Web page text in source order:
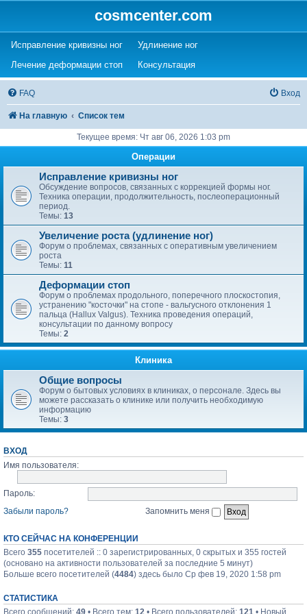
cosmcenter.com
Исправление кривизны ног(Opens a new tab)
Удлинение ног(Opens a new tab)
Лечение деформации стоп(Opens a new tab)
Консультация(Opens a new tab)
FAQ Вход
На главную Список тем
Текущее время: Чт авг 06, 2026 1:03 pm
Операции
Исправление кривизны ног
Обсуждение вопросов, связанных с коррекцией формы ног.
Техника операции, продолжительность, послеоперационный
период.
Темы: 13
Увеличение роста (удлинение ног)
Форум о проблемах, связанных с оперативным увеличением
роста
Темы: 11
Деформации стоп
Форум о проблемах продольного, поперечного плоскостопия,
устранению "косточки" на стопе - вальгусного отклонения 1
пальца (Hallux Valgus). Техника проведения операций,
консультации по данному вопросу
Темы: 2
Клиника
Общие вопросы
Форум о бытовых условиях в клиниках, о персонале. Здесь вы
можете рассказать о клинике или получить необходимую
информацию
Темы: 3
ВХОД
Имя пользователя:
Пароль:
Забыли пароль?
Запомнить меня
КТО СЕЙЧАС НА КОНФЕРЕНЦИИ
Всего 355 посетителей :: 0 зарегистрированных, 0 скрытых и 355 гостей
(основано на активности пользователей за последние 5 минут)
Больше всего посетителей (4484) здесь было Ср фев 19, 2020 1:58 pm
СТАТИСТИКА
Всего сообщений: 49 • Всего тем: 12 • Всего пользователей: 121 • Новый